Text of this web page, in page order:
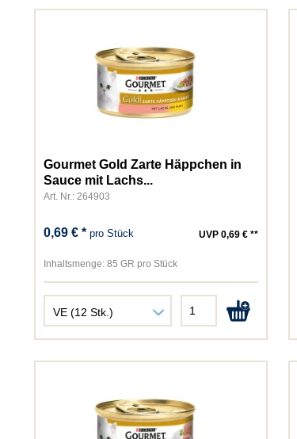
Gourmet Gold Zarte Häppchen in
Sauce mit Lachs...
Art. Nr.: 264903
0,69 € * pro Stück UVP 0,69 € **
Inhaltsmenge:85 GR pro Stück